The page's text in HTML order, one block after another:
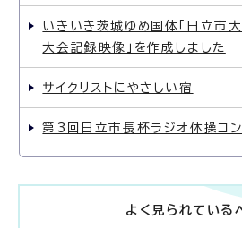
いきいき茨城ゆめ国体「日立市
大会記録映像」を作成しました
サイクリストにやさしい宿
第3回日立市長杯ラジオ体操コ
よく見られている